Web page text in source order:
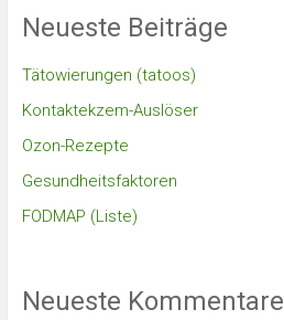
Neueste Beiträge
Tätowierungen (tatoos)
Kontaktekzem-Auslöser
Ozon-Rezepte
Gesundheitsfaktoren
FODMAP (Liste)
Neueste Kommentare